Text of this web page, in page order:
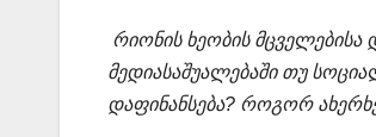
რიონის ხეობის მცველებისა
მედიასაშუალებაში თუ
დაფინანსება? როგორ